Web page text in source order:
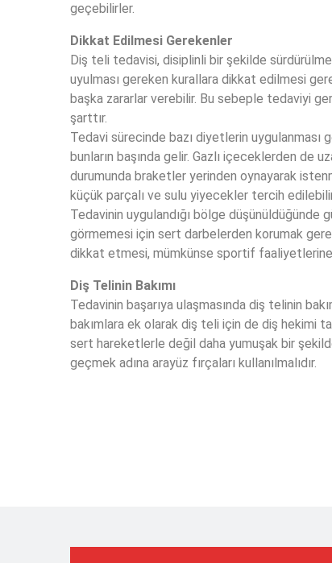
geçebilirler.
Dikkat Edilmesi Gerekenler
Diş teli tedavisi, disiplinli bir şekilde
uyulması gereken kurallara dikkat edilmesi
başka zararlar verebilir. Bu sebeple tedaviyi
şarttır.
Tedavi sürecinde bazı diyetlerin uygulanması
bunların başında gelir. Gazlı içeceklerden de
durumunda braketler yerinden oynayarak
küçük parçalı ve sulu yiyecekler tercih
Tedavinin uygulandığı bölge
görmemesi için sert darbelerden korumak
dikkat etmesi, mümkünse sportif
Diş Telinin Bakımı
Tedavinin başarıya ulaşmasında diş telinin
bakımlara ek olarak diş teli için de diş hekimi
sert hareketlerle değil daha yumuşak bir
geçmek adına arayüz fırçaları kullanılmalıdır.